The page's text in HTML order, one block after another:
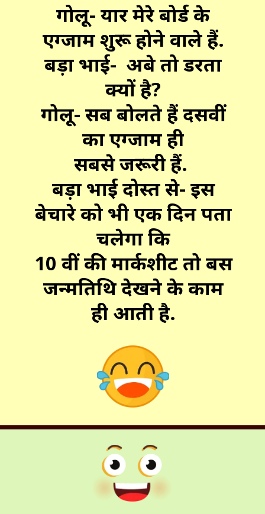
गोलू- यार मेरे बोर्ड के
एग्जाम शुरू होने वाले हैं.
बड़ा भाई- अबे तो डरता
क्यों है?
गोलू- सब बोलते हैं दसवीं
का एग्जाम ही
सबसे जरूरी हैं.
बड़ा भाई दोस्त से- इस
बेचारे को भी एक दिन पता
चलेगा कि
10 वीं की मार्कशीट तो बस
जन्मतिथि देखने के काम
ही आती है.